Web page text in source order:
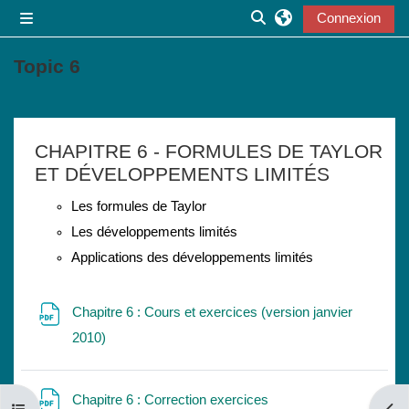
Activer/désactiver la
Connexion
Topic 6
CHAPITRE 6 - FORMULES DE TAYLOR
ET DÉVELOPPEMENTS LIMITÉS
Les formules de Taylor
Les développements limités
Applications des développements limités
Chapitre 6 : Cours et exercices (version janvier
2010)
Chapitre 6 : Correction exercices